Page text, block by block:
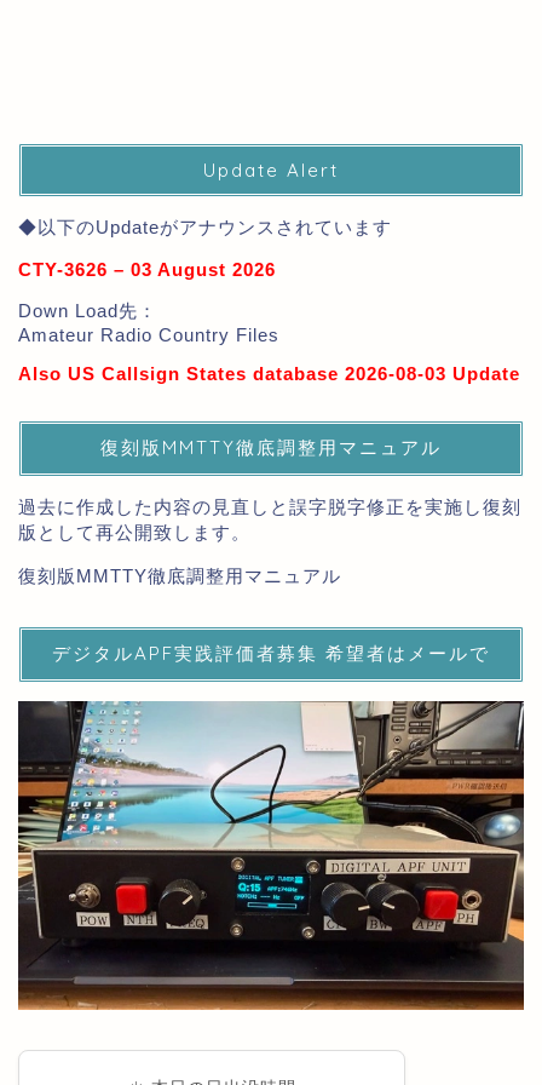
Update Alert
◆以下のUpdateがアナウンスされています
CTY-3626 – 03 August 2026
Down Load先：
Amateur Radio Country Files
Also US Callsign States database 2026-08-03 Update
復刻版MMTTY徹底調整用マニュアル
過去に作成した内容の見直しと誤字脱字修正を実施し復刻
版として再公開致します。
復刻版MMTTY徹底調整用マニュアル
デジタルAPF実践評価者募集 希望者はメールで